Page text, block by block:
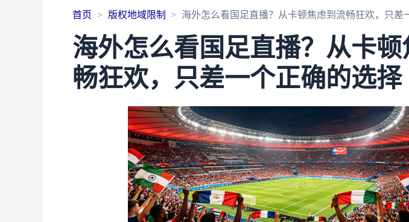
首页 版权地域限制 海外怎么看国足直播？从卡顿焦虑到流畅狂欢，只差
海外怎么看国足直播？从卡顿
畅狂欢，只差一个正确的选择